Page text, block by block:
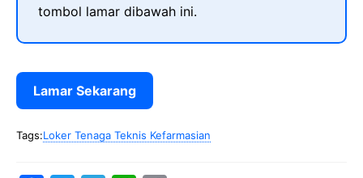
tombol lamar dibawah ini.
Lamar Sekarang
Tags:Loker Tenaga Teknis Kefarmasian